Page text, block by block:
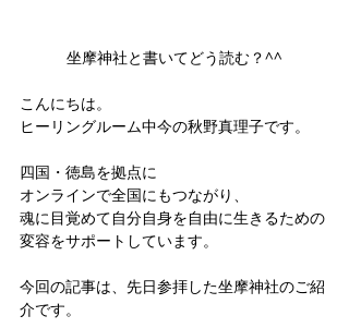
坐摩神社と書いてどう読む？^^
こんにちは。
ヒーリングルーム中今の秋野真理子です。
四国・徳島を拠点に
オンラインで全国にもつながり、
魂に目覚めて自分自身を自由に生きるための
変容をサポートしています。
今回の記事は、先日参拝した坐摩神社のご紹
介です。